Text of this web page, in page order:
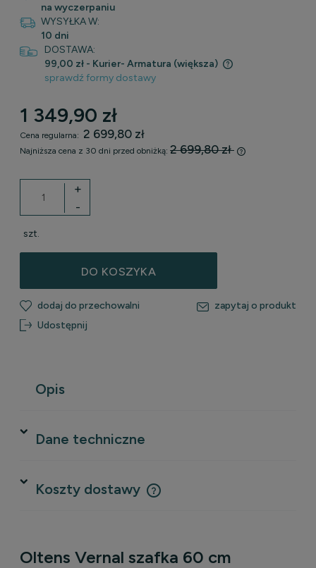
na wyczerpaniu
WYSYŁKA W:
10 dni
DOSTAWA:
99,00 zł - Kurier- Armatura (większa)
Cena nie zawiera ewentualnych kosztów płatności
sprawdź formy dostawy
1 349,90 zł
Cena regularna: 2 699,80 zł
Najniższa cena z 30 dni przed obniżką: 2 699,80 zł
-
+
szt.
DO KOSZYKA
dodaj do przechowalni
zapytaj o produkt
Udostępnij
Opis
Dane techniczne
Koszty dostawy
Cena nie zawiera ewentualnych kosztów płatności
Oltens Vernal szafka 60 cm